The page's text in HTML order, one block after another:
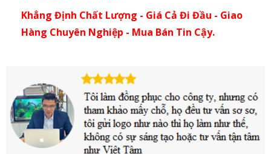
Khẳng Định Chất Lượng - Giá Cả Đi Đầu - Giao
Hàng Chuyên Nghiệp - Mua Bán Tin Cậy.